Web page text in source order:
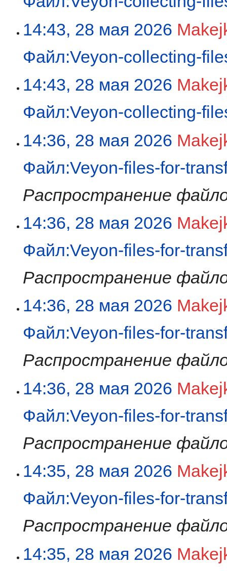
14:43, 28 мая 2026
Файл:Veyon-collecting-
14:43, 28 мая 2026
Файл:Veyon-collecting-
14:36, 28 мая 2026
Файл:Veyon-files-for-
Распространение
14:36, 28 мая 2026
Файл:Veyon-files-for-
Распространение
14:36, 28 мая 2026
Файл:Veyon-files-for-
Распространение
14:36, 28 мая 2026
Файл:Veyon-files-for-
Распространение
14:35, 28 мая 2026
Файл:Veyon-files-for-
Распространение
14:35, 28 мая 2026